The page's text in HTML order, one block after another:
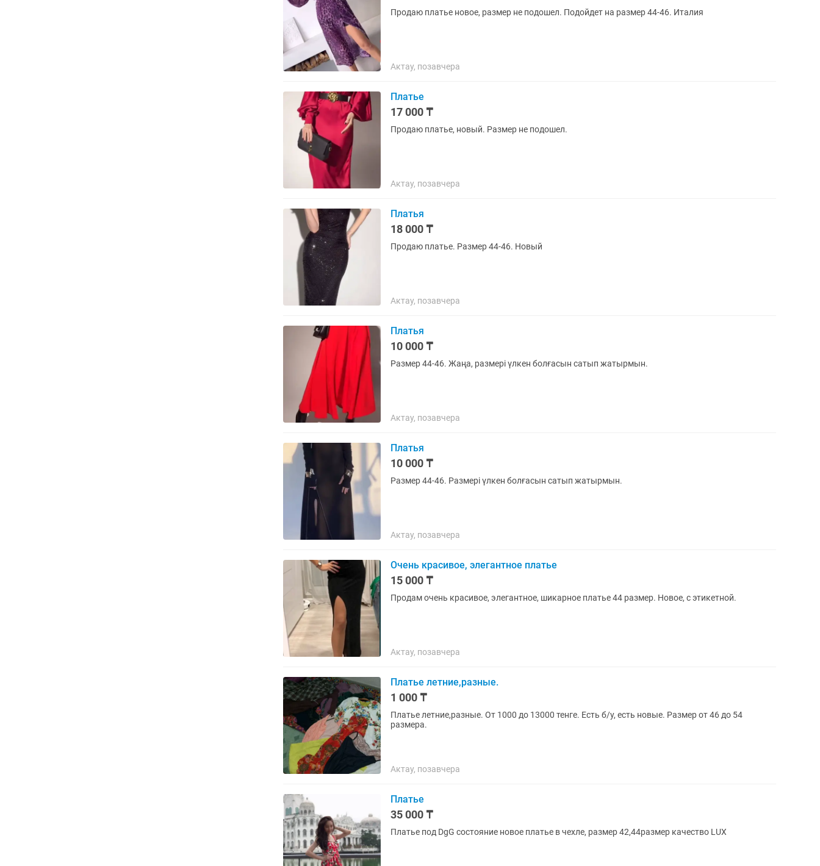
Продаю платье новое, размер не подошел. Подойдет на размер 44-46. Италия
Актау, позавчера
Платье
17 000 ₸
Продаю платье, новый. Размер не подошел.
Актау, позавчера
Платья
18 000 ₸
Продаю платье. Размер 44-46. Новый
Актау, позавчера
Платья
10 000 ₸
Размер 44-46. Жаңа, размері үлкен болғасын сатып жатырмын.
Актау, позавчера
Платья
10 000 ₸
Размер 44-46. Размері үлкен болғасын сатып жатырмын.
Актау, позавчера
Очень красивое, элегантное платье
15 000 ₸
Продам очень красивое, элегантное, шикарное платье 44 размер. Новое, с этикетной.
Актау, позавчера
Платье летние,разные.
1 000 ₸
Платье летние,разные. От 1000 до 13000 тенге. Есть б/у, есть новые. Размер от 46 до 54
размера.
Актау, позавчера
Платье
35 000 ₸
Платье под DgG состояние новое платье в чехле, размер 42,44размер качество LUX